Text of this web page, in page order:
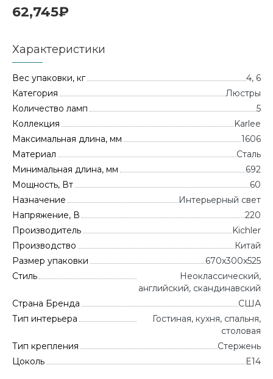
62,745₽
Характеристики
Вес упаковки, кг
4, 6
Категория
Люстры
Количество ламп
5
Коллекция
Karlee
Максимальная длина, мм
1606
Материал
Сталь
Минимальная длина, мм
692
Мощность, Вт
60
Назначение
Интерьерный свет
Напряжение, В
220
Производитель
Kichler
Производство
Китай
Размер упаковки
670x300x525
Стиль
Неоклассический,
английский, скандинавский
Страна Бренда
CША
Тип интерьера
Гостиная, кухня, спальня,
столовая
Тип крепления
Стержень
Цоколь
E14